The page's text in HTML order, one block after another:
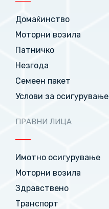
Домаќинство
Моторни возила
Патничко
Незгода
Семеен пакет
Услови за осигурување
ПРАВНИ ЛИЦА
Имотно осигурување
Моторни возила
Здравствено
Транспорт